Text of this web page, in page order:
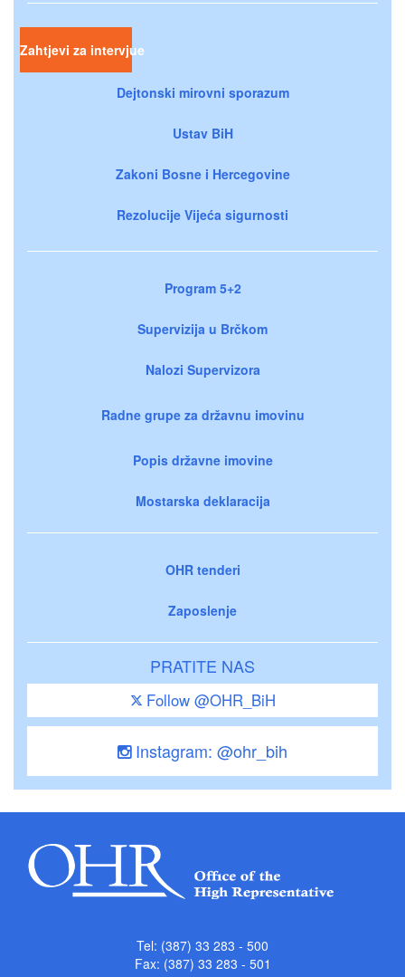
Zahtjevi za intervjue
Dejtonski mirovni sporazum
Ustav BiH
Zakoni Bosne i Hercegovine
Rezolucije Vijeća sigurnosti
Program 5+2
Supervizija u Brčkom
Nalozi Supervizora
Radne grupe za državnu imovinu
Popis državne imovine
Mostarska deklaracija
OHR tenderi
Zaposlenje
PRATITE NAS
Follow @OHR_BiH
Instagram: @ohr_bih
Tel: (387) 33 283 - 500
Fax: (387) 33 283 - 501